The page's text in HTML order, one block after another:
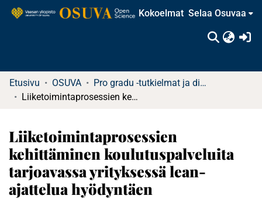
Kokoelmat Selaa Osuvaa
Etusivu OSUVA
Pro gradu -tutkielmat ja diplomityöt (rajattu saatavuus)
Liiketoimintaprosessien kehittäminen koulutuspalveluita tarjoavassa yrityksessä lean-ajattelua hyödyntäen
Liiketoimintaprosessien
kehittäminen koulutuspalveluita
tarjoavassa yrityksessä lean-
ajattelua hyödyntäen